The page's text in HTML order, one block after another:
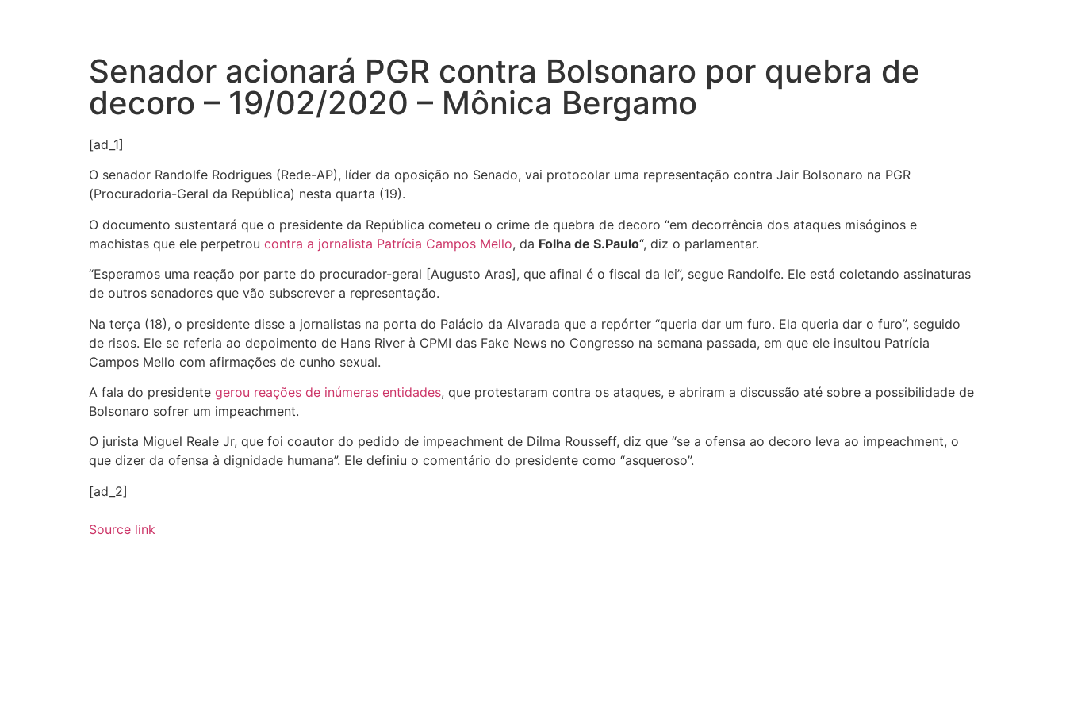
Senador acionará PGR contra Bolsonaro por quebra de
decoro – 19/02/2020 – Mônica Bergamo
[ad_1]
O senador Randolfe Rodrigues (Rede-AP), líder da oposição no Senado, vai protocolar uma representação contra Jair Bolsonaro na PGR
(Procuradoria-Geral da República) nesta quarta (19).
O documento sustentará que o presidente da República cometeu o crime de quebra de decoro “em decorrência dos ataques misóginos e
machistas que ele perpetrou contra a jornalista Patrícia Campos Mello, da Folha de S.Paulo“, diz o parlamentar.
“Esperamos uma reação por parte do procurador-geral [Augusto Aras], que afinal é o fiscal da lei”, segue Randolfe. Ele está coletando assinaturas
de outros senadores que vão subscrever a representação.
Na terça (18), o presidente disse a jornalistas na porta do Palácio da Alvarada que a repórter “queria dar um furo. Ela queria dar o furo”, seguido
de risos. Ele se referia ao depoimento de Hans River à CPMI das Fake News no Congresso na semana passada, em que ele insultou Patrícia
Campos Mello com afirmações de cunho sexual.
A fala do presidente gerou reações de inúmeras entidades, que protestaram contra os ataques, e abriram a discussão até sobre a possibilidade de
Bolsonaro sofrer um impeachment.
O jurista Miguel Reale Jr, que foi coautor do pedido de impeachment de Dilma Rousseff, diz que “se a ofensa ao decoro leva ao impeachment, o
que dizer da ofensa à dignidade humana”. Ele definiu o comentário do presidente como “asqueroso”.
[ad_2]
Source link